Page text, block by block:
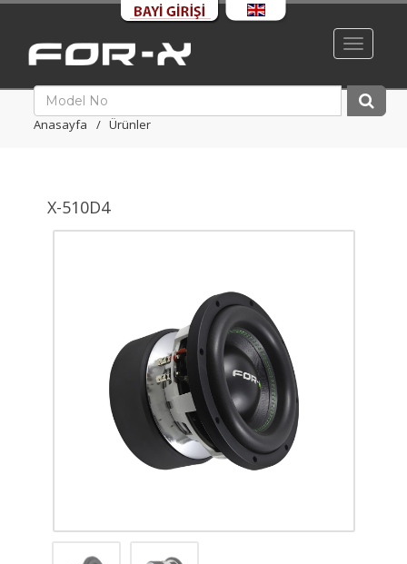
Toggle
Anasayfa Ürünler
X-510D4